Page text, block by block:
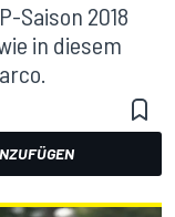
Saison 2018
in diesem